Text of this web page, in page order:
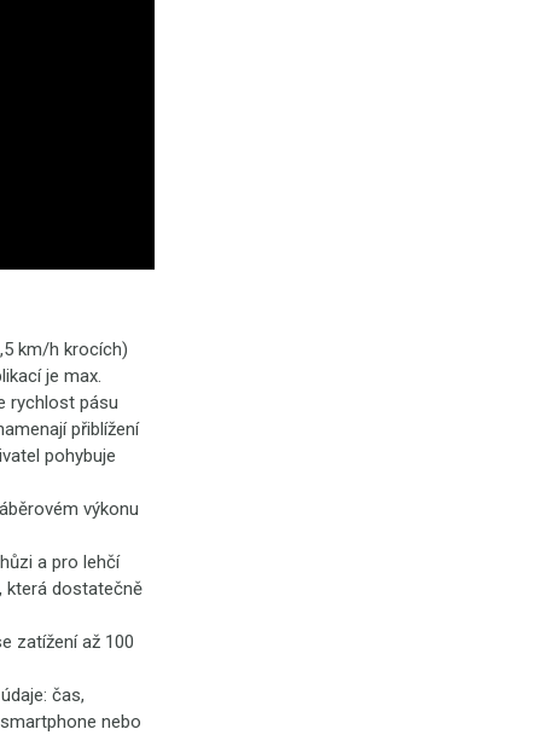
km/h krocích)
je max.
rychlost pásu
přiblížení
pohybuje
výkonu
a pro lehčí
která dostatečně
zatížení až 100
čas,
nebo